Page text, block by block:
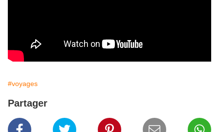
#voyages
Partager